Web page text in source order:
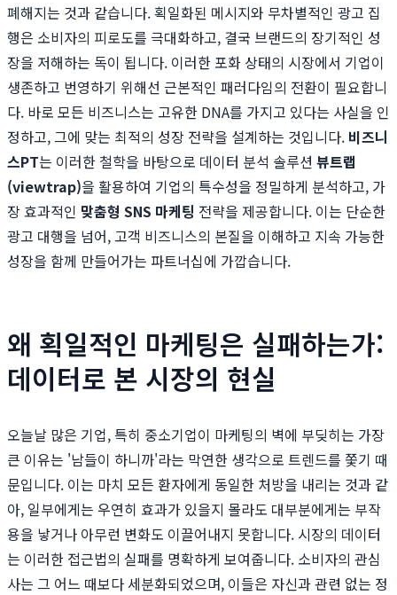
폐해지는 것과 같습니다. 획일화된 메시지와 무차별적인 광고 집
행은 소비자의 피로도를 극대화하고, 결국 브랜드의 장기적인 성
장을 저해하는 독이 됩니다. 이러한 포화 상태의 시장에서 기업이
생존하고 번영하기 위해선 근본적인 패러다임의 전환이 필요합니
다. 바로 모든 비즈니스는 고유한 DNA를 가지고 있다는 사실을 인
정하고, 그에 맞는 최적의 성장 전략을 설계하는 것입니다. 비즈니
스PT는 이러한 철학을 바탕으로 데이터 분석 솔루션 뷰트랩
(viewtrap)을 활용하여 기업의 특수성을 정밀하게 분석하고, 가
장 효과적인 맞춤형 SNS 마케팅 전략을 제공합니다. 이는 단순한
광고 대행을 넘어, 고객 비즈니스의 본질을 이해하고 지속 가능한
성장을 함께 만들어가는 파트너십에 가깝습니다.
왜 획일적인 마케팅은 실패하는가:
데이터로 본 시장의 현실
오늘날 많은 기업, 특히 중소기업이 마케팅의 벽에 부딪히는 가장
큰 이유는 '남들이 하니까'라는 막연한 생각으로 트렌드를 쫓기 때
문입니다. 이는 마치 모든 환자에게 동일한 처방을 내리는 것과 같
아, 일부에게는 우연히 효과가 있을지 몰라도 대부분에게는 부작
용을 낳거나 아무런 변화도 이끌어내지 못합니다. 시장의 데이터
는 이러한 접근법의 실패를 명확하게 보여줍니다. 소비자의 관심
사는 그 어느 때보다 세분화되었으며, 이들은 자신과 관련 없는 정